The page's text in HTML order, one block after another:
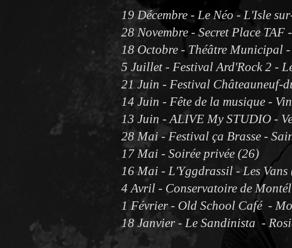
19 Décembre - Le Néo - L'Isle
28 Novembre - Secret Place
18 Octobre - Théâtre Municipal
5 Juillet - Festival Ard'Rock 2 -
21 Juin - Festival Châteauneuf-
14 Juin - Fête de la musique -
13 Juin - ALIVE My STUDIO -
28 Mai - Festival ça Brasse -
17 Mai - Soirée privée (26)
16 Mai - L'Yggdrassil - Les Vans
4 Avril - Conservatoire de
1 Février - Old School Café -
18 Janvier - Le Sandinista -